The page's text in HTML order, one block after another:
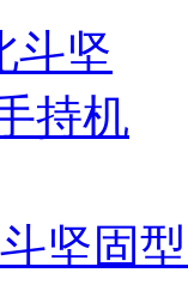
坚固